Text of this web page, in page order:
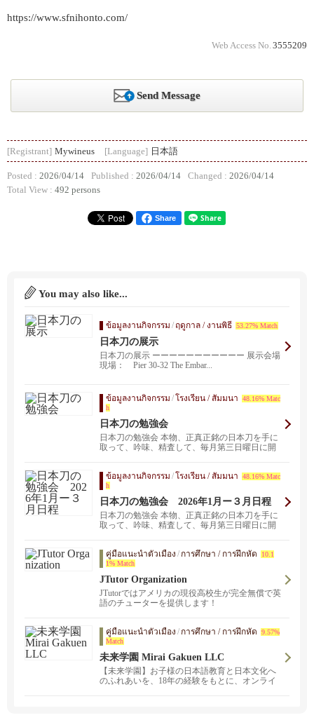
https://www.sfnihonto.com/
Web Access No. 3555209
Send Message
[Registrant] Mywineus [Language] 日本語
Posted : 2026/04/14 Published : 2026/04/14 Changed : 2026/04/14
Total View : 492 persons
Share
You may also like...
ข้อมูลงานกิจกรรม / ฤดูกาล / งานพิธี 53.27% Match
日本刀の展示
日本刀の展示 ーーーーーーーーーーー 展示会場
現場： Pier 30-32 The Embar...
ข้อมูลงานกิจกรรม /โรงเรียน / สัมมนา
48.16% Matc
h
日本刀の勉強会
日本刀の勉強会 本物、正真正銘の日本刀を手に
取って、吟味、精査して、毎月第三日曜日に開
ข้อมูลงานกิจกรรม /โรงเรียน / สัมมนา
48.16% Matc
h
日本刀の勉強会 2026年1月ー３月日程
日本刀の勉強会 本物、正真正銘の日本刀を手に
取って、吟味、精査して、毎月第三日曜日に開
คู่มือแนะนำตัวเมือง / การศึกษา / การฝึกหัด
10.1
1% Match
JTutor Organization
JTutorではアメリカの現役高校生が完全無償で英
語のチューターを提供します！
คู่มือแนะนำตัวเมือง / การศึกษา / การฝึกหัด
9.57%
Match
未来学園 Mirai Gakuen LLC
【未来学園】お子様の日本語教育と日本文化へ
のふれあいを、18年の経験をもとに、オンライ